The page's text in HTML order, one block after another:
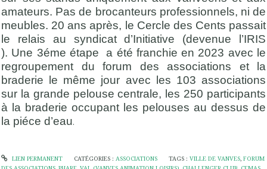
amateurs. Pas de brocanteurs professionnels, ni de
meubles. 20 ans après, le Cercle des Cents passait
le relais au syndicat d’Initiative (devenue l’IRIS
). Une 3éme étape a été franchie en 2023 avec le
regroupement du forum des associations et la
braderie le même jour avec les 103 associations
sur la grande pelouse centrale, les 250 participants
à la braderie occupant les pelouses au dessus de
la piéce d’eau.
LIEN PERMANENT CATÉGORIES : ASSOCIATIONS TAGS :VILLE DE VANVES,FORUM